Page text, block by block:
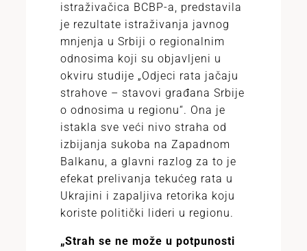
istraživačica BCBP-a, predstavila
je rezultate istraživanja javnog
mnjenja u Srbiji o regionalnim
odnosima koji su objavljeni u
okviru studije „Odjeci rata jačaju
strahove – stavovi građana Srbije
o odnosima u regionu“. Ona je
istakla sve veći nivo straha od
izbijanja sukoba na Zapadnom
Balkanu, a glavni razlog za to je
efekat prelivanja tekućeg rata u
Ukrajini i zapaljiva retorika koju
koriste politički lideri u regionu.
„Strah se ne može u potpunosti